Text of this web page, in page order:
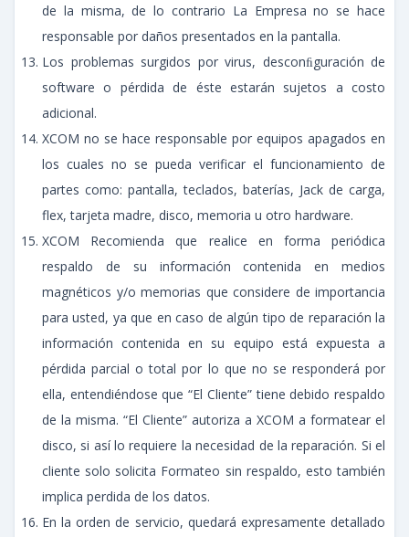
de la misma, de lo contrario La Empresa no se hace
responsable por daños presentados en la pantalla.
Los problemas surgidos por virus, desconﬁguración de
software o pérdida de éste estarán sujetos a costo
adicional.
XCOM no se hace responsable por equipos apagados en
los cuales no se pueda verificar el funcionamiento de
partes como: pantalla, teclados, baterías, Jack de carga,
flex, tarjeta madre, disco, memoria u otro hardware.
XCOM Recomienda que realice en forma periódica
respaldo de su información contenida en medios
magnéticos y/o memorias que considere de importancia
para usted, ya que en caso de algún tipo de reparación la
información contenida en su equipo está expuesta a
pérdida parcial o total por lo que no se responderá por
ella, entendiéndose que “El Cliente” tiene debido respaldo
de la misma. “El Cliente” autoriza a XCOM a formatear el
disco, si así lo requiere la necesidad de la reparación. Si el
cliente solo solicita Formateo sin respaldo, esto también
implica perdida de los datos.
En la orden de servicio, quedará expresamente detallado